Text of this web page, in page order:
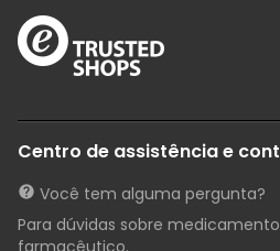
Centro de assistência e
Você tem alguma pergunta?
Para dúvidas sobre